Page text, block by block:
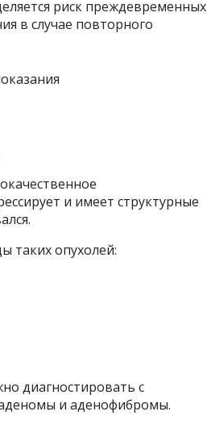
риск преждевременных
в случае повторного
и имеет структурные
таких опухолей:
диагностировать с
и аденофибромы.